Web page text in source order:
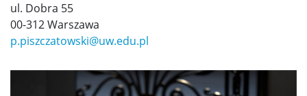
ul. Dobra 55
00-312 Warszawa
p.piszczatowski@uw.edu.pl